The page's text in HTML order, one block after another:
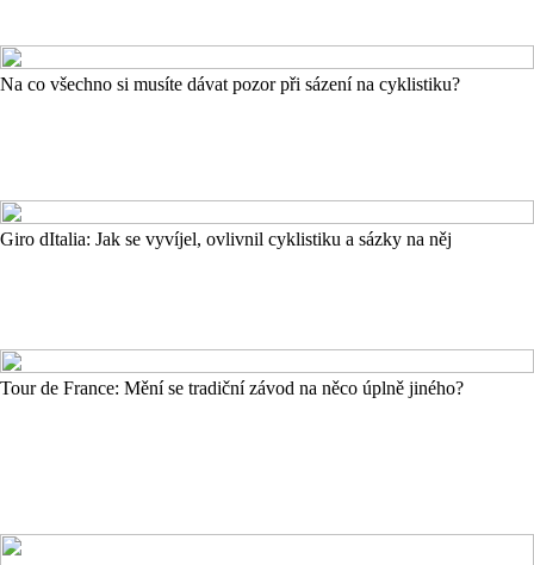
Na co všechno si musíte dávat pozor při sázení na cyklistiku?
Giro dItalia: Jak se vyvíjel, ovlivnil cyklistiku a sázky na něj
Tour de France: Mění se tradiční závod na něco úplně jiného?